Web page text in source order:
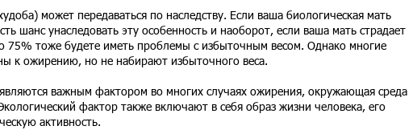
может передаваться по наследству. Если ваша биологическая мать
шанс унаследовать эту особенность и наоборот, если ваша мать страдает
75% тоже будете иметь проблемы с избыточным весом. Однако многие
к ожирению, но не набирают избыточного веса.
важным фактором во многих случаях ожирения, окружающая среда
фактор также включают в себя образ жизни человека, его
активность.